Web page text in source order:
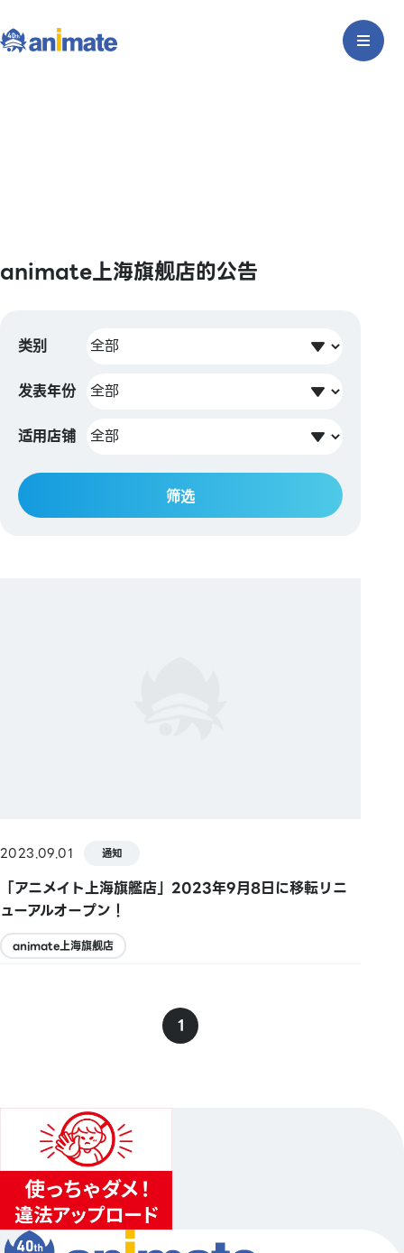
animate上海旗舰店的公告
类别
发表年份
适用店铺
筛选
2023.09.01 通知
「アニメイト上海旗艦店」2023年9月8日に移転リニ
ューアルオープン！
animate上海旗舰店
1